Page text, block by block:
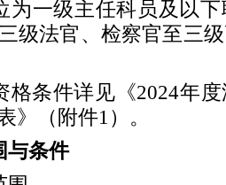
为一级主任科员及以
级法官、检察官至三
格条件详见《2024年
》（附件1）。
与条件